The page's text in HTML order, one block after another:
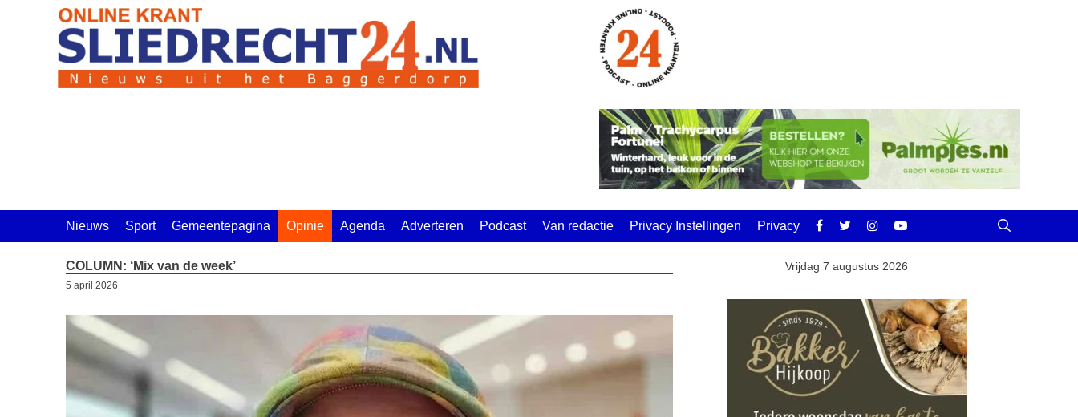
Nieuws Sport Gemeentepagina Opinie Agenda Adverteren Podcast Van redactie Privacy Instellingen Privacy
COLUMN: ‘Mix van de week’
5 april 2026
Vrijdag 7 augustus 2026